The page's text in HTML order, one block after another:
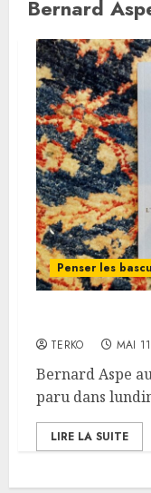
Bernard
Penser les
TERKO MAI
Bernard Aspe
paru dans
LIRE LA SUITE